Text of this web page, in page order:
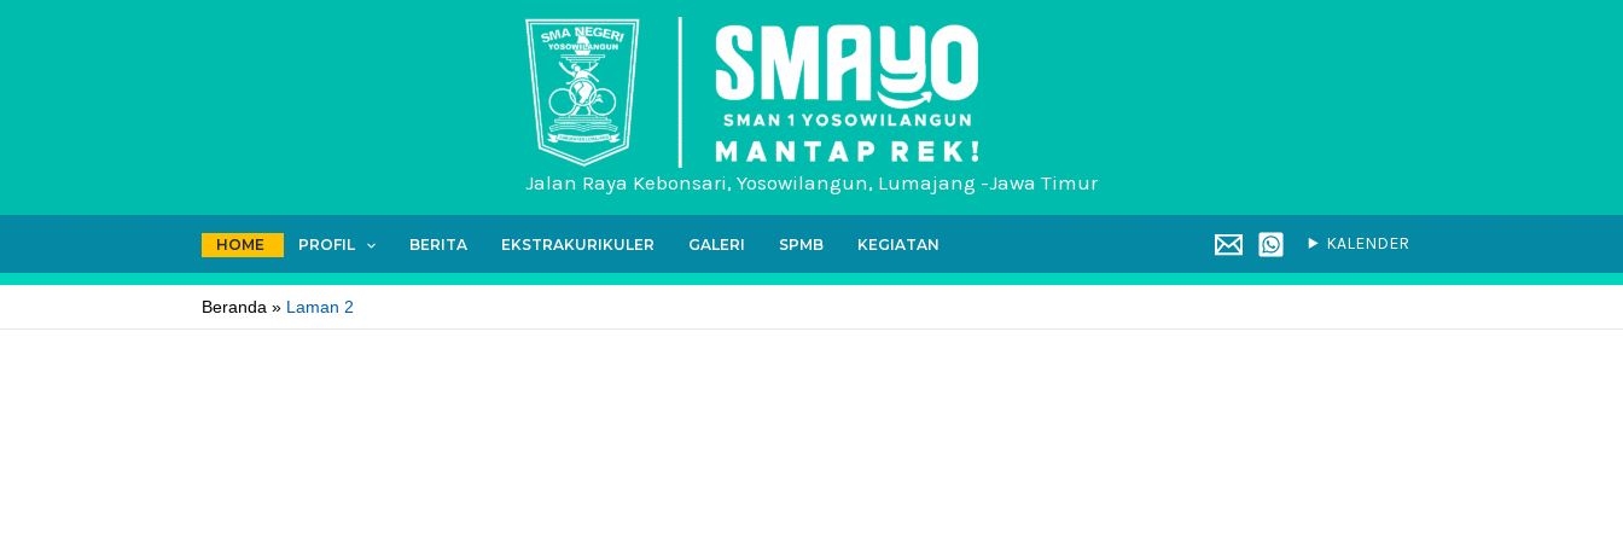
Jalan Raya Kebonsari, Yosowilangun, Lumajang -Jawa Timur
HOME PROFIL BERITA EKSTRAKURIKULER GALERI SPMB KEGIATAN KALENDER
Beranda Laman 2